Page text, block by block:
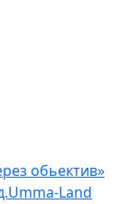
обьектив»
Land